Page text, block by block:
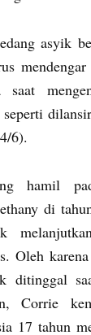
asyik
6).
hamil
di
Oleh
ditinggal
Corrie
17 tahun